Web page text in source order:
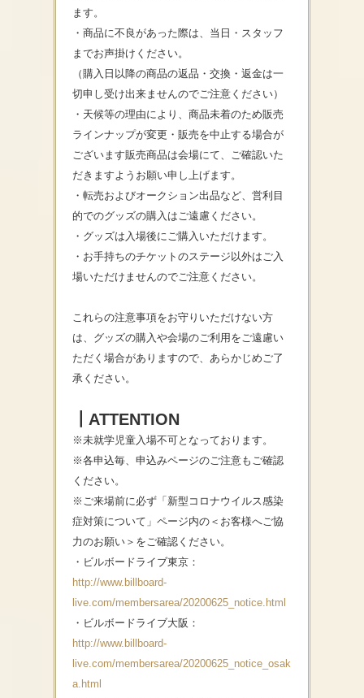
ます。
・商品に不良があった際は、当日・ スタッフ
までお声掛けください。
（購入日以降の商品の返品・交換・ 返金は一
切申し受け出来ませんのでご注意ください）
・天候等の理由により、商品未着のため販売
ラインナップが変更・ 販売を中止する場合が
ございます販売商品は会場にて、 ご確認いた
だきますようお願い申し上げます。
・転売およびオークション出品など、 営利目
的でのグッズの購入はご遠慮ください。
・グッズは入場後にご購入いただけます。
・お手持ちのチケットのステージ以外はご入
場いただけませんのでご注意ください。
これらの注意事項をお守りいただけない方
は、 グッズの購入や会場のご利用をご遠慮い
ただく場合がありますので、あらかじめご了
承ください。
┃ATTENTION
※未就学児童入場不可となっております。
※各申込毎、申込みページのご注意もご確認
ください。
※ご来場前に必ず「新型コロナウイルス感染
症対策について」ページ内の＜お客様へご協
力のお願い＞をご確認ください。
・ビルボードライブ東京：
http://www.billboard-
live.com/membersarea/20200625_notice.html
・ビルボードライブ大阪：
http://www.billboard-
live.com/membersarea/20200625_notice_osak
a.html